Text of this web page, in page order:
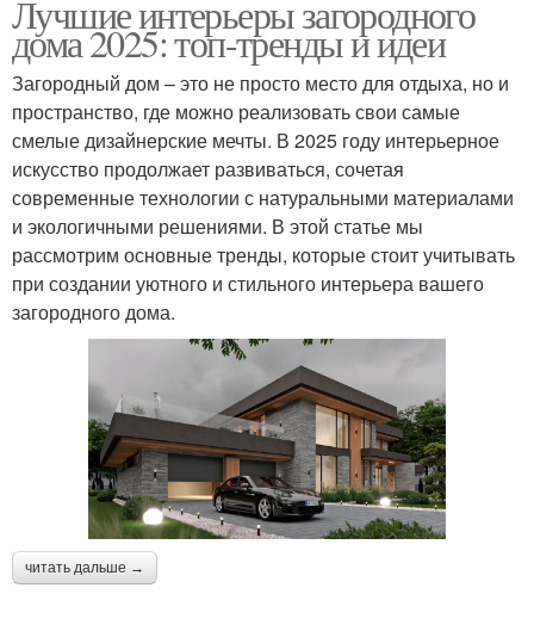
Лучшие интерьеры загородного
дома 2025: топ-тренды и идеи
Загородный дом – это не просто место для отдыха, но и
пространство, где можно реализовать свои самые
смелые дизайнерские мечты. В 2025 году интерьерное
искусство продолжает развиваться, сочетая
современные технологии с натуральными материалами
и экологичными решениями. В этой статье мы
рассмотрим основные тренды, которые стоит учитывать
при создании уютного и стильного интерьера вашего
загородного дома.
читать дальше →